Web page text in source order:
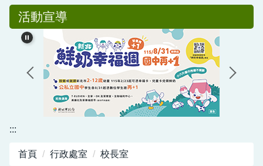
資訊分類清單
認識竹中
行政處室
家長會
媒體報導專區
活動宣導
:::
首頁 行政處室 校長室